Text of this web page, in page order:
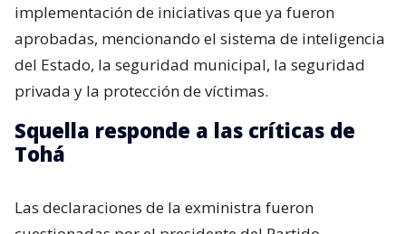
implementación de iniciativas que ya fueron
aprobadas, mencionando el sistema de inteligencia
del Estado, la seguridad municipal, la seguridad
privada y la protección de víctimas.
Squella responde a las críticas de
Tohá
Las declaraciones de la exministra fueron